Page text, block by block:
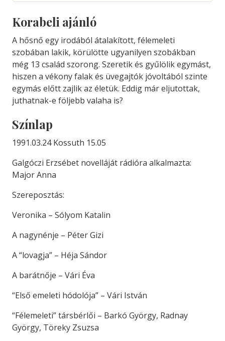
Korabeli ajánló
A hősnő egy irodából átalakított, félemeleti
szobában lakik, körülötte ugyanilyen szobákban
még 13 család szorong. Szeretik és gyűlölik egymást,
hiszen a vékony falak és üvegajtók jóvoltából szinte
egymás előtt zajlik az életük. Eddig már eljutottak,
juthatnak-e följebb valaha is?
Színlap
1991.03.24 Kossuth 15.05
Galgóczi Erzsébet novelláját rádióra alkalmazta:
Major Anna
Szereposztás:
Veronika – Sólyom Katalin
A nagynénje – Péter Gizi
A “lovagja” – Héja Sándor
A barátnője – Vári Éva
“Első emeleti hódolója” – Vári István
“Félemeleti” társbérlői – Barkó György, Radnay
György, Töreky Zsuzsa